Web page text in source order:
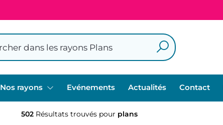
Nos rayons Evénements Actualités Contact
502 Résultats trouvés pour plans